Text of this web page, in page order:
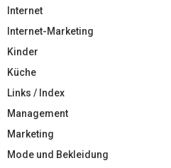
Internet
Internet-Marketing
Kinder
Küche
Links / Index
Management
Marketing
Mode und Bekleidung